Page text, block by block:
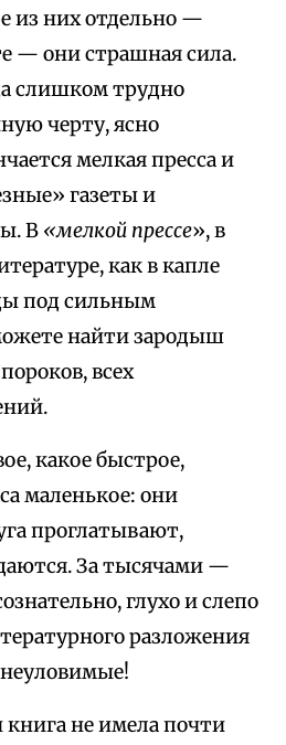
из них отдельно —
— они страшная сила.
слишком трудно
черту, ясно
мелкая пресса и
газеты и
В «мелкой прессе», в
как в капле
под сильным
найти зародыш
всех
какое быстрое,
маленькое: они
проглатывают,
За тысячами —
глухо и слепо
разложения
книга не имела почти